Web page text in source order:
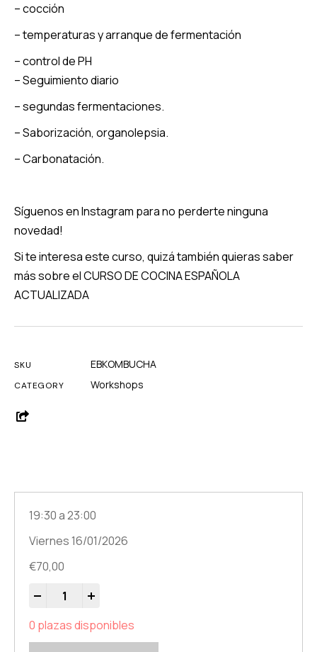
– cocción
– temperaturas y arranque de fermentación
– control de PH
– Seguimiento diario
– segundas fermentaciones.
– Saborización, organolepsia.
– Carbonatación.
Síguenos en Instagram para no perderte ninguna
novedad!
Si te interesa este curso, quizá también quieras saber
más sobre elCURSO DE COCINA ESPAÑOLA
ACTUALIZADA
SKU EBKOMBUCHA
CATEGORY Workshops
19:30 a 23:00
Viernes 16/01/2026
€70,00
0 plazas disponibles